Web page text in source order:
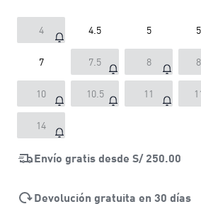
4 4.5 5
7 7.5 8
10 10.5 11
14
Envío gratis desde S/ 250.00
Devolución gratuita en 30 días